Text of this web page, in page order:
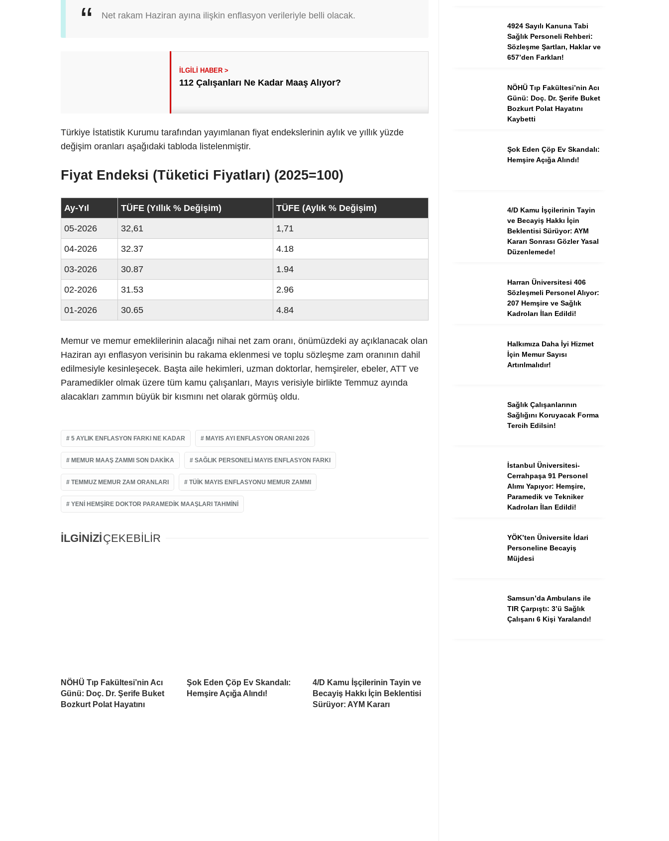
Net rakam Haziran ayına ilişkin enflasyon verileriyle belli olacak.
112 Çalışanları Ne Kadar Maaş Alıyor?
Türkiye İstatistik Kurumu tarafından yayımlanan fiyat endekslerinin aylık ve yıllık yüzde
değişim oranları aşağıdaki tabloda listelenmiştir.
Fiyat Endeksi (Tüketici Fiyatları) (2025=100)
Ay-Yıl TÜFE (Yıllık % Değişim) TÜFE (Aylık % Değişim)
05-2026 32,61 1,71
04-2026 32.37 4.18
03-2026 30.87 1.94
02-2026 31.53 2.96
01-2026 30.65 4.84
Memur ve memur emeklilerinin alacağı nihai net zam oranı, önümüzdeki ay açıklanacak olan
Haziran ayı enflasyon verisinin bu rakama eklenmesi ve toplu sözleşme zam oranının dahil
edilmesiyle kesinleşecek. Başta aile hekimleri, uzman doktorlar, hemşireler, ebeler, ATT ve
Paramedikler olmak üzere tüm kamu çalışanları, Mayıs verisiyle birlikte Temmuz ayında
alacakları zammın büyük bir kısmını net olarak görmüş oldu.
5 AYLIK ENFLASYON FARKI NE KADAR MAYIS AYI ENFLASYON ORANI 2026
MEMUR MAAŞ ZAMMI SON DAKIKA SAĞLIK PERSONELI MAYIS ENFLASYON FARKI
TEMMUZ MEMUR ZAM ORANLARI TÜIK MAYIS ENFLASYONU MEMUR ZAMMI
YENI HEMŞIRE DOKTOR PARAMEDIK MAAŞLARI TAHMINI
İLGİNİZİÇEKEBİLİR
NÖHÜ Tıp Fakültesi’nin Acı
Günü: Doç. Dr. Şerife Buket
Bozkurt Polat Hayatını
Şok Eden Çöp Ev Skandalı:
Hemşire Açığa Alındı!
4/D Kamu İşçilerinin Tayin ve
Becayiş Hakkı İçin Beklentisi
Sürüyor: AYM Kararı
4924 Sayılı Kanuna Tabi
Sağlık Personeli Rehberi:
Sözleşme Şartları, Haklar ve
657’den Farkları!
NÖHÜ Tıp Fakültesi’nin Acı
Günü: Doç. Dr. Şerife Buket
Bozkurt Polat Hayatını
Kaybetti
Şok Eden Çöp Ev Skandalı:
Hemşire Açığa Alındı!
4/D Kamu İşçilerinin Tayin
ve Becayiş Hakkı İçin
Beklentisi Sürüyor: AYM
Kararı Sonrası Gözler Yasal
Düzenlemede!
Harran Üniversitesi 406
Sözleşmeli Personel Alıyor:
207 Hemşire ve Sağlık
Kadroları İlan Edildi!
Halkımıza Daha İyi Hizmet
İçin Memur Sayısı
Artırılmalıdır!
Sağlık Çalışanlarının
Sağlığını Koruyacak Forma
Tercih Edilsin!
İstanbul Üniversitesi-
Cerrahpaşa 91 Personel
Alımı Yapıyor: Hemşire,
Paramedik ve Tekniker
Kadroları İlan Edildi!
YÖK’ten Üniversite İdari
Personeline Becayiş
Müjdesi
Samsun’da Ambulans ile
TIR Çarpıştı: 3’ü Sağlık
Çalışanı 6 Kişi Yaralandı!